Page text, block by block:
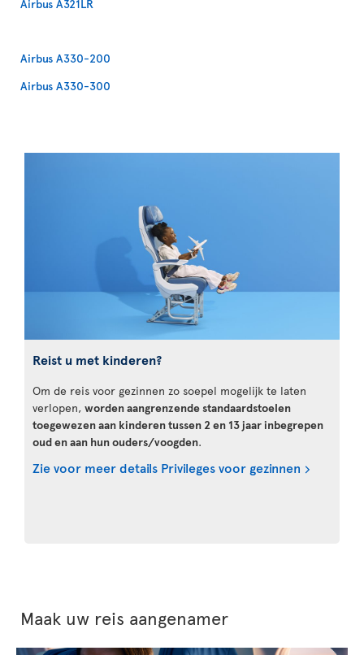
Airbus A321LR
Airbus A330-200
Airbus A330-300
Reist u met kinderen?
Om de reis voor gezinnen zo soepel mogelijk te laten
verlopen, worden aangrenzende standaardstoelen
toegewezen aan kinderen tussen 2 en 13 jaar inbegrepen
oud en aan hun ouders/voogden.
Zie voor meer details Privileges voor gezinnen
Maak uw reis aangenamer